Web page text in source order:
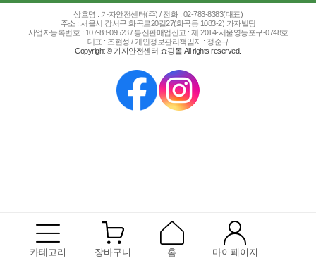
카테고리 장바구니 홈 마이페이지
상호명 : 가자안전센터(주) / 전화 : 02-783-8383(대표)
주소 : 서울시 강서구 화곡로20길27(화곡동 1083-2) 가자빌딩
사업자등록번호 : 107-88-09523 / 통신판매업신고 : 제 2014-서울영등포구-0748호
대표 : 조현성 / 개인정보관리책임자 : 정준규
Copyright © 가자안전센터 쇼핑몰 All rights reserved.